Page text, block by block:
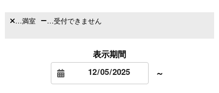
…満室 …受付できません
表示期間
～